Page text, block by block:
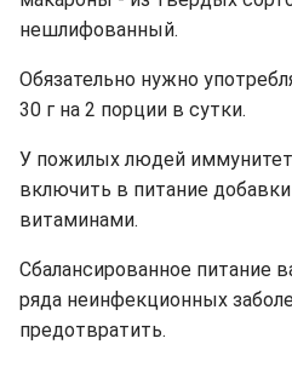
нешлифованный.
Обязательно нужно
30 г на 2 порции в сутки.
У пожилых людей
включить в питание
витаминами.
Сбалансированное питание
ряда неинфекционных
предотвратить.